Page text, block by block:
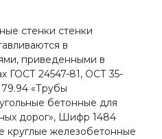
стенки стенки
в
приведенными в
ГОСТ 24547-81, ОСТ 35-
«Трубы
бетонные для
дорог», Шифр 1484
круглые железобетонные